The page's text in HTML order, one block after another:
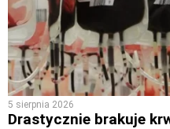
5 sierpnia 2026
Drastycznie brakuje